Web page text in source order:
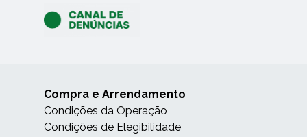
Compra e Arrendamento
Condições da Operação
Condições de Elegibilidade